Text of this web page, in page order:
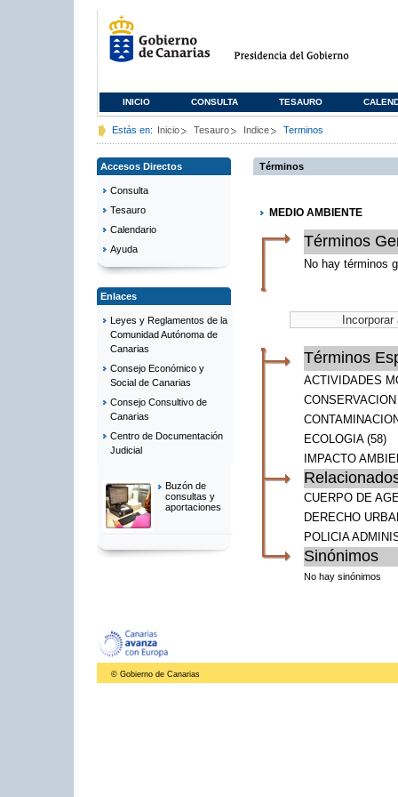
INICIO CONSULTA TESAURO
Estás en: Inicio Tesauro Indice Terminos
Accesos Directos
Consulta
Tesauro
Calendario
Ayuda
Enlaces
Leyes y Reglamentos de la
Comunidad Autónoma de
Canarias
Consejo Económico y
Social de Canarias
Consejo Consultivo de
Canarias
Centro de Documentación
Judicial
Buzón de
consultas y
aportaciones
Términos
MEDIO AMBIENTE
Términos
No hay términos
Términos
ACTIVIDADES
ECOLOGIA(58)
IMPACTO
CUERPO DE
DERECHO
POLICIA
Sinónimos
No hay sinónimos
© Gobierno de Canarias